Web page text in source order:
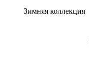
Зимняя коллекция